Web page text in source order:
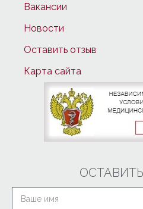
Вакансии
Новости
Оставить отзыв
Карта сайта